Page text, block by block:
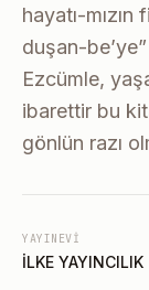
hayatı-mızın
duşan-
Ezcümle,
ibarettir bu
gönlün razı
YAYINEVI
İLKE YAYINCILIK